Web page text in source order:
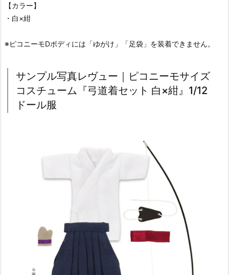
【カラー】
・白×紺
※ピコニーモDボディには「ゆがけ」「足袋」を装着できません。
サンプル写真レヴュー｜ピコニーモサイズ
コスチューム『弓道着セット 白×紺』1/12
ドール服